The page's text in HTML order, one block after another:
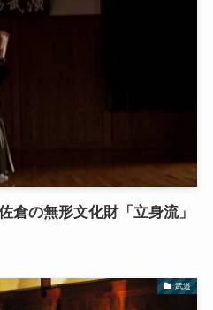
倉の無形文化財「立身流」
武道